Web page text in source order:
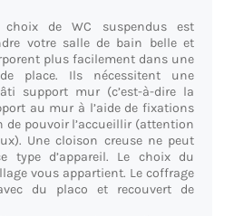
de WC suspendus est
votre salle de bain belle et
plus facilement dans une
place. Ils nécessitent une
support mur (c’est-à-dire la
au mur à l’aide de fixations
de pouvoir l’accueillir (attention
Une cloison creuse ne peut
type d’appareil. Le choix du
vous appartient. Le coffrage
du placo et recouvert de